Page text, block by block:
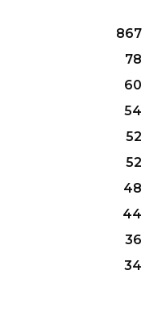
867
78
60
54
52
52
48
44
36
34